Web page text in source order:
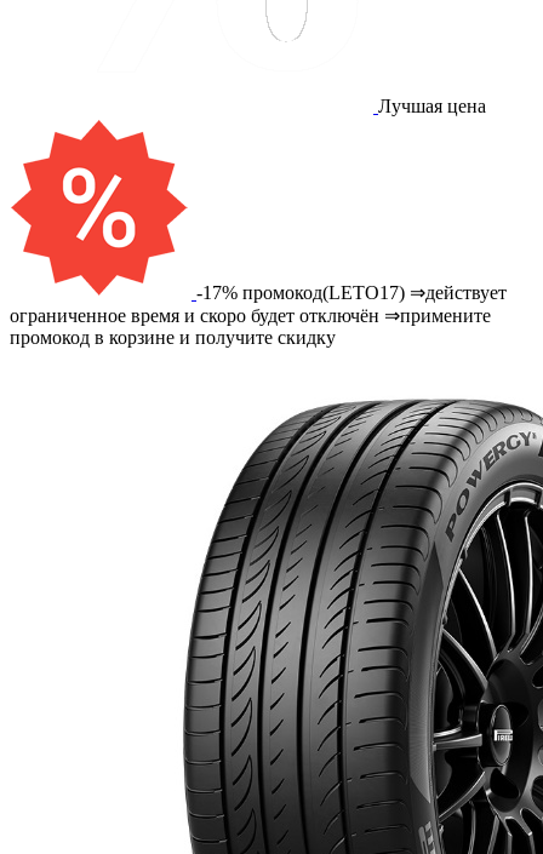
Лучшая цена
-17% промокод(LETO17) ⇒действует
ограниченное время и скоро будет отключён ⇒примените
промокод в корзине и получите скидку